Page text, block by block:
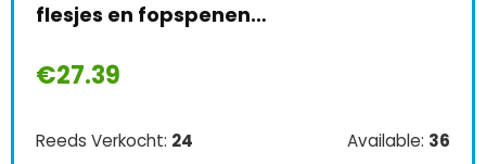
flesjes en fopspenen…
€27.39
Reeds Verkocht: 24 Available: 36